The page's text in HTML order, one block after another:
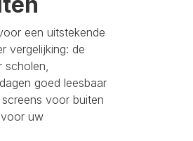
een uitstekende
vergelijking: de
goed leesbaar
voor buiten
uw